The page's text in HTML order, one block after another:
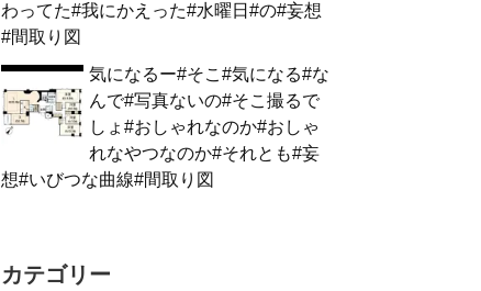
わってた#我にかえった#水曜日#の#妄想
#間取り図
気になるー#そこ#気になる#な
んで#写真ないの#そこ撮るで
しょ#おしゃれなのか#おしゃ
れなやつなのか#それとも#妄
想#いびつな曲線#間取り図
カテゴリー